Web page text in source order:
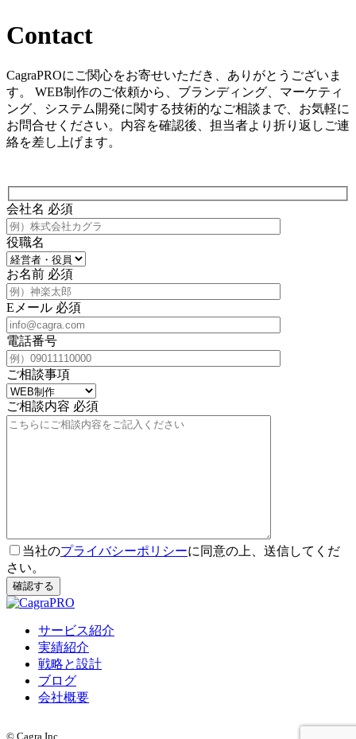
Contact
CagraPROにご関心をお寄せいただき、ありがとうございま
す。 WEB制作のご依頼から、ブランディング、マーケティ
ング、システム開発に関する技術的なご相談まで、お気軽に
お問合せください。内容を確認後、担当者より折り返しご連
絡を差し上げます。
会社名 必須
役職名
お名前 必須
Eメール 必須
電話番号
ご相談事項
ご相談内容 必須
当社のプライバシーポリシーに同意の上、送信してくだ
さい。
サービス紹介
実績紹介
戦略と設計
ブログ
会社概要
© Cagra Inc.